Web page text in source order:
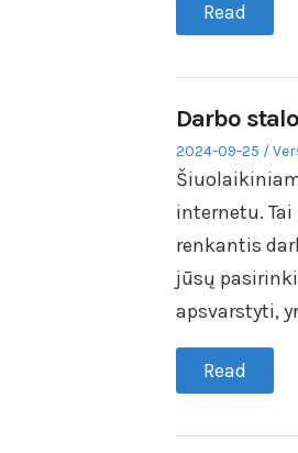
Read
Darbo
Posted
on
2024-09-25
in
internetu.
renkantis
jūsų
apsvarstyti,
Read